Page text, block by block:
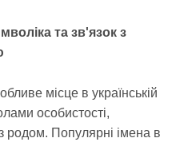
та зв'язок з
місце в українській
особистості,
з родом. Популярні імена в